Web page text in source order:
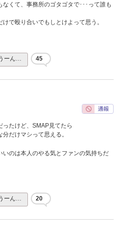
くて、事務所のゴタゴタで･･･って誰も
で殴り合いでもしとけよって思う。
ーん… 45
ったけど、SMAP見てたら
だけマシって思える。
いのは本人のやる気とファンの気持ちだ
ーん… 20